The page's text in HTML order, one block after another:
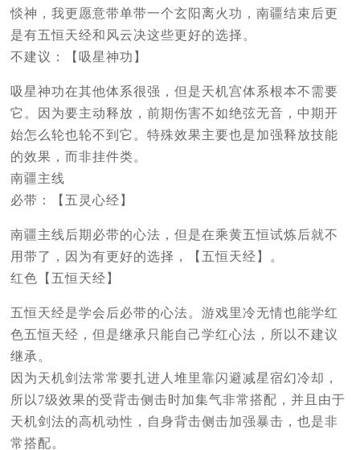
惔神，我更愿意带单带一个玄阳离火功，南疆结束后更
是有五恒天经和风云决这些更好的选择。
不建议：【吸星神功】
吸星神功在其他体系很强，但是天机宫体系根本不需要
它。因为要主动释放，前期伤害不如绝弦无音，中期开
始怎么轮也轮不到它。特殊效果主要也是加强释放技能
的效果，而非挂件类。
南疆主线
必带：【五灵心经】
南疆主线后期必带的心法，但是在乘黄五恒试炼后就不
用带了，因为有更好的选择，【五恒天经】。
红色【五恒天经】
五恒天经是学会后必带的心法。游戏里冷无情也能学红
色五恒天经，但是继承只能自己学红心法，所以不建议
继承。
因为天机剑法常常要扎进人堆里靠闪避减星宿幻冷却，
所以7级效果的受背击侧击时加集气非常搭配，并且由于
天机剑法的高机动性，自身背击侧击加强暴击，也是非
常搭配。